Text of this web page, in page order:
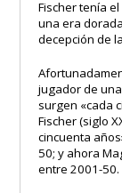
Fischer tenía
una era
decepción de
jugador de
surgen «cada
Fischer (siglo
cincuenta
50; y ahora
entre 2001-50.